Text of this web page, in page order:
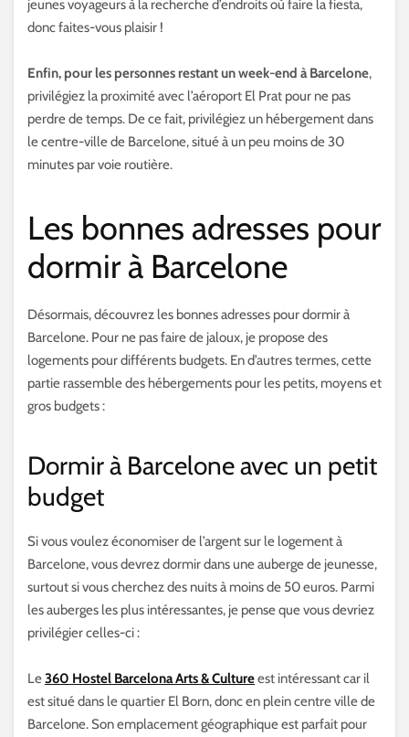
jeunes voyageurs à la recherche d’endroits où faire la fiesta,
donc faites-vous plaisir !
Enfin, pour les personnes restant un week-end à Barcelone,
privilégiez la proximité avec l’aéroport El Prat pour ne pas
perdre de temps. De ce fait, privilégiez un hébergement dans
le centre-ville de Barcelone, situé à un peu moins de 30
minutes par voie routière.
Les bonnes adresses pour
dormir à Barcelone
Désormais, découvrez les bonnes adresses pour dormir à
Barcelone. Pour ne pas faire de jaloux, je propose des
logements pour différents budgets. En d’autres termes, cette
partie rassemble des hébergements pour les petits, moyens et
gros budgets :
Dormir à Barcelone avec un petit
budget
Si vous voulez économiser de l’argent sur le logement à
Barcelone, vous devrez dormir dans une auberge de jeunesse,
surtout si vous cherchez des nuits à moins de 50 euros. Parmi
les auberges les plus intéressantes, je pense que vous devriez
privilégier celles-ci :
Le360 Hostel Barcelona Arts & Cultureest intéressant car il
est situé dans le quartier El Born, donc en plein centre ville de
Barcelone. Son emplacement géographique est parfait pour